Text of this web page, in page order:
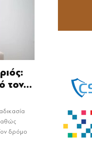
τον...
δρόμο